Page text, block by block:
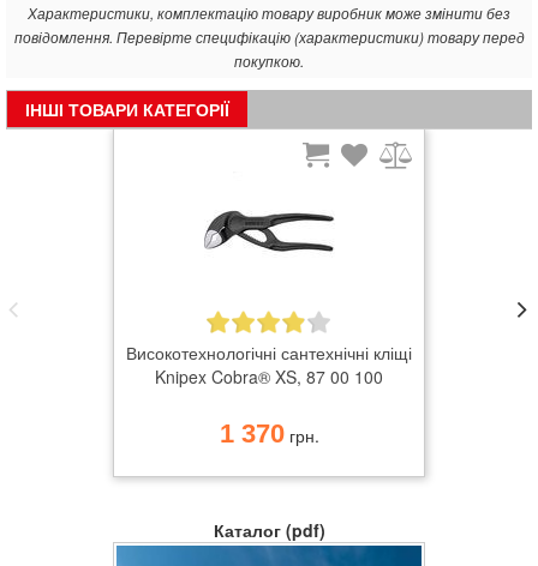
Характеристики, комплектацію товару виробник може змінити без
повідомлення. Перевірте специфікацію (характеристики) товару перед
покупкою.
ІНШІ ТОВАРИ КАТЕГОРІЇ
Високотехнологічні сантехнічні кліщі
Knipex Cobra® XS, 87 00 100
1 370грн.
Каталог (pdf)